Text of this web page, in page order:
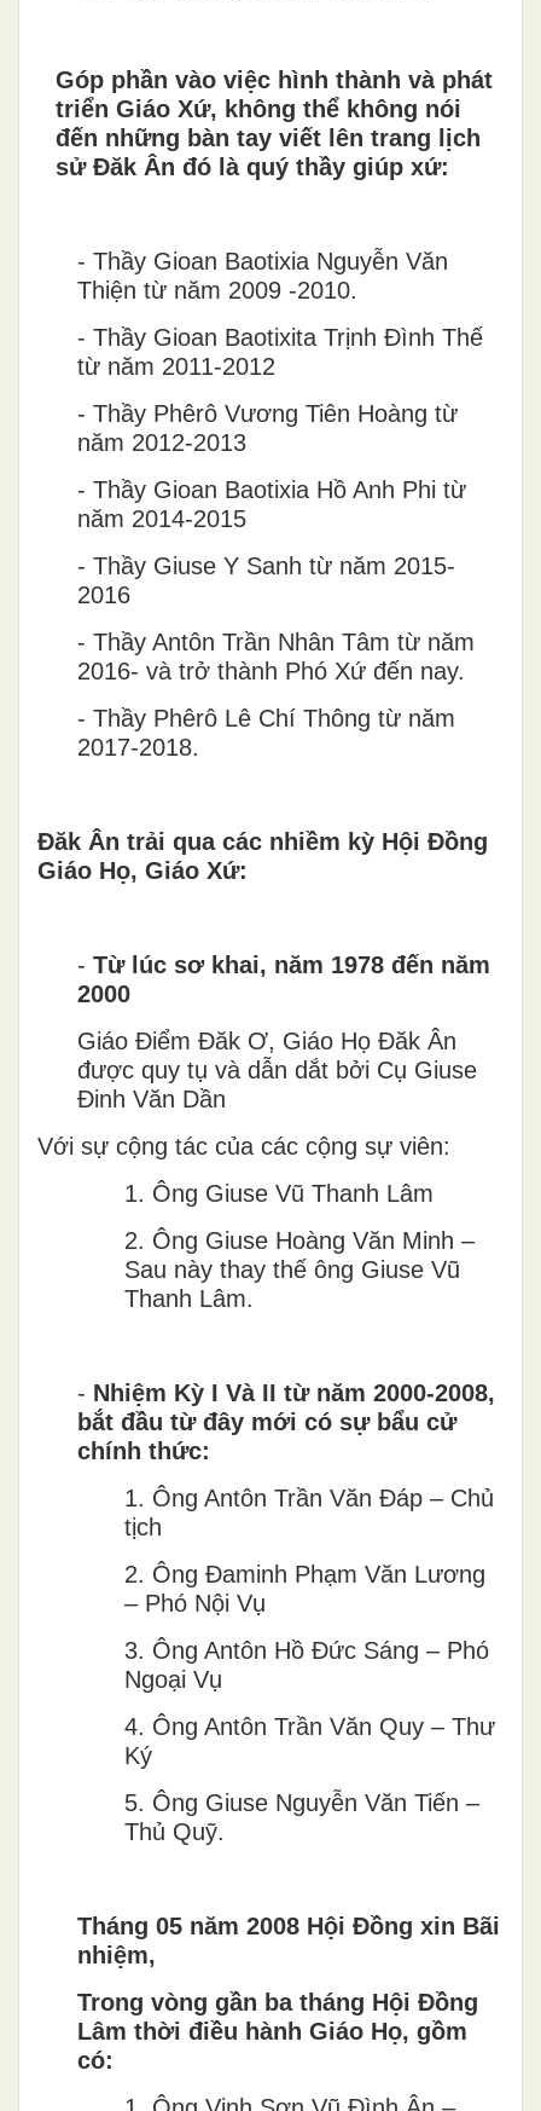
Góp phần vào việc hình thành và phát
triển Giáo Xứ, không thể không nói
đến những bàn tay viết lên trang lịch
sử Đăk Ân đó là quý thầy giúp xứ:
- Thầy Gioan Baotixia Nguyễn Văn
Thiện từ năm 2009 -2010.
- Thầy Gioan Baotixita Trịnh Đình Thế
từ năm 2011-2012
- Thầy Phêrô Vương Tiên Hoàng tư
năm 2012-2013
- Thầy Gioan Baotixia Hô ̀ Anh Phi tư
năm 2014-2015
- Thầy Giuse Y Sanh tư ̀ năm 2015-
2016
- Thầy Antôn Trần Nhân Tâm tư ̀ năm
2016- và trơ ̉ thành Phó Xư ́ đến nay.
- Thầy Phêrô Lê Chí Thông tư ̀ năm
2017-2018.
Đăk Ân trải qua các nhiềm kỳ Hội Đồng
Giáo Họ, Giáo Xứ:
- Từ lúc sơkhai, năm 1978 đến năm
2000
Giáo Điểm Đăk Ơ, Giáo Họ Đăk Ân
được quy tụ và dẫn dắt bởi Cụ Giuse
Đinh Văn Dần
Với sự cộng tác của các cộng sự viên:
1. Ông Giuse Vũ Thanh Lâm
2. Ông Giuse Hoàng Văn Minh –
Sau này thay thế ông Giuse Vũ
Thanh Lâm.
- Nhiệm Kỳ I Và II từ năm 2000-2008,
bắt đầu từ đây mới có sự bẩu cử
chính thức:
1. Ông Antôn Trần Văn Đáp – Chủ
tịch
2. Ông Đaminh Phạm Văn Lương
– Phó Nội Vụ
3. Ông Antôn Hồ Đức Sáng – Phó
Ngoại Vụ
4. Ông Antôn Trần Văn Quy – Thư
Ký
5. Ông Giuse Nguyễn Văn Tiến –
Thủ Quỹ.
Tháng 05 năm 2008 Hội Đồng xin Bãi
nhiệm,
Trong vòng gần ba tháng Hội Đồng
Lâm thời điều hành Giáo Họ, gồm
có: